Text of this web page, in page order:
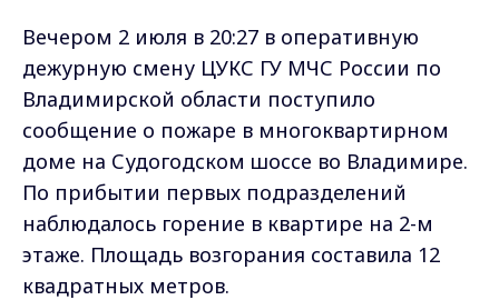
Вечером 2 июля в 20:27 в оперативную
дежурную смену ЦУКС ГУ МЧС России по
Владимирской области поступило
сообщение о пожаре в многоквартирном
доме на Судогодском шоссе во Владимире.
По прибытии первых подразделений
наблюдалось горение в квартире на 2-м
этаже. Площадь возгорания составила 12
квадратных метров.